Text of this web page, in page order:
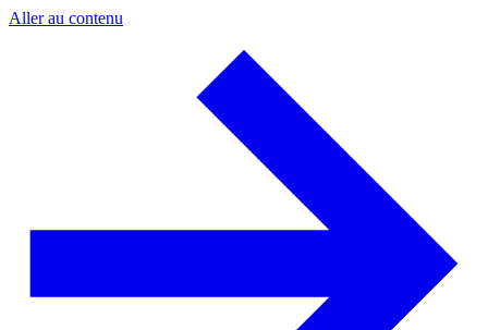
Aller au contenu